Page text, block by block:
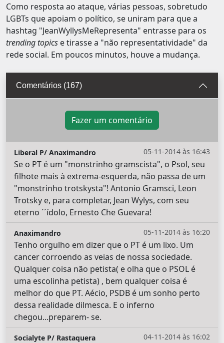
Como resposta ao ataque, várias pessoas, sobretudo
LGBTs que apoiam o político, se uniram para que a
hashtag "JeanWyllysMeRepresenta" entrasse para os
trending topics e tirasse a "não representatividade" da
rede social. Em poucos minutos, houve a mudança.
Comentários (167)
Fazer um comentário
05-11-2014 às 16:43
Liberal P/ Anaximandro
Se o PT é um "monstrinho gramscista", o Psol, seu
filhote mais à extrema-esquerda, não passa de um
"monstrinho trotskysta"! Antonio Gramsci, Leon
Trotsky e, para completar, Jean Wylys, com seu
eterno ´´ídolo, Ernesto Che Guevara!
05-11-2014 às 16:20
Anaximandro
Tenho orgulho em dizer que o PT é um lixo. Um
cancer corroendo as veias de nossa sociedade.
Qualquer coisa não petista( e olha que o PSOL é
uma escolinha petista) , bem qualquer coisa é
melhor do que PT. Aécio, PSDB é um sonho perto
dessa realidade dilmesca. E o inferno
chegou...preparem- se.
04-11-2014 às 16:02
Socialyte P/ Rastaquera